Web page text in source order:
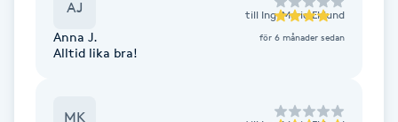
Eyeliner-tatuering
AJ till Ing-Marie Eklund
Anna J. för 6 månader sedan
Alltid lika bra!
MK